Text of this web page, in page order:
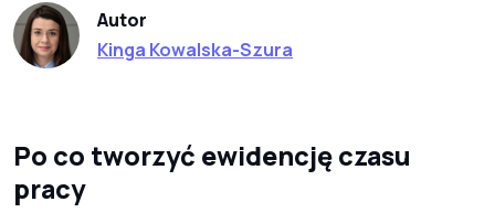
Autor
Kinga Kowalska-Szura
Po co tworzyć ewidencję czasu
pracy